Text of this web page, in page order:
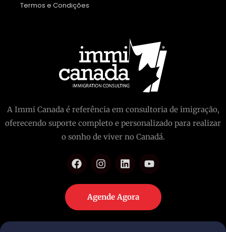
Termos e Condições
A Immi Canada é referência em consultoria de imigração,
oferecendo suporte completo e personalizado para realizar
o sonho de viver no Canadá.
Agende Agora